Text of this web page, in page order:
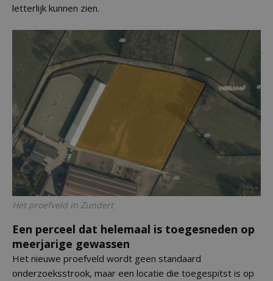
letterlijk kunnen zien.
Het proefveld in Zundert
Een perceel dat helemaal is toegesneden op
meerjarige gewassen
Het nieuwe proefveld wordt geen standaard
onderzoeksstrook, maar een locatie die toegespitst is op